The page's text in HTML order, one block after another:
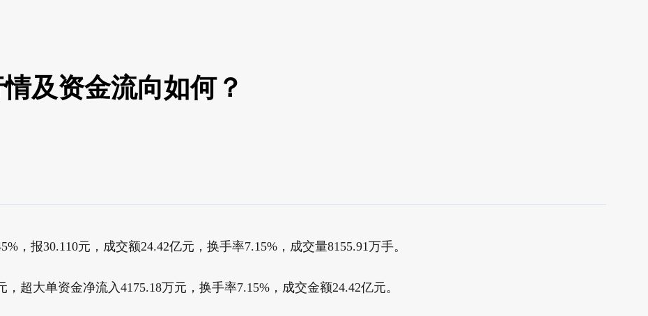
及资金流向如何？
，报30.110元，成交额24.42亿元，换手率7.15%，成交量8155.91万手。
超大单资金净流入4175.18万元，换手率7.15%，成交金额24.42亿元。